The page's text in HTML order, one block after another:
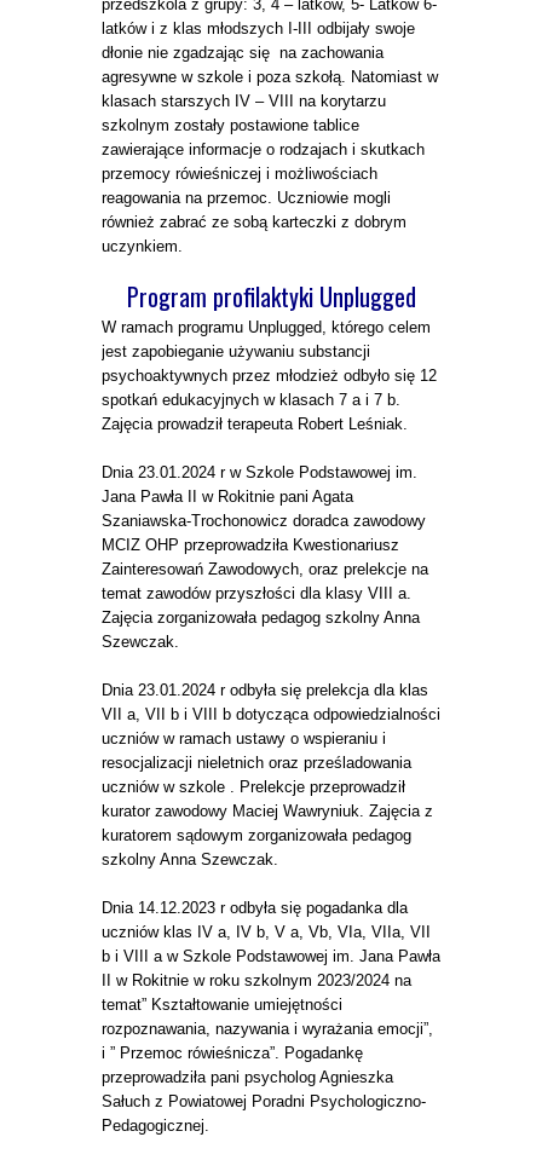
przedszkola z grupy: 3, 4 – latków, 5- Latków 6-
latków i z klas młodszych I-III odbijały swoje
dłonie nie zgadzając się na zachowania
agresywne w szkole i poza szkołą. Natomiast w
klasach starszych IV – VIII na korytarzu
szkolnym zostały postawione tablice
zawierające informacje o rodzajach i skutkach
przemocy rówieśniczej i możliwościach
reagowania na przemoc. Uczniowie mogli
również zabrać ze sobą karteczki z dobrym
uczynkiem.
Program profilaktyki Unplugged
W ramach programu Unplugged, którego celem
jest zapobieganie używaniu substancji
psychoaktywnych przez młodzież odbyło się 12
spotkań edukacyjnych w klasach 7 a i 7 b.
Zajęcia prowadził terapeuta Robert Leśniak.
Dnia 23.01.2024 r w Szkole Podstawowej im.
Jana Pawła II w Rokitnie pani Agata
Szaniawska-Trochonowicz doradca zawodowy
MCIZ OHP przeprowadziła Kwestionariusz
Zainteresowań Zawodowych, oraz prelekcje na
temat zawodów przyszłości dla klasy VIII a.
Zajęcia zorganizowała pedagog szkolny Anna
Szewczak.
Dnia 23.01.2024 r odbyła się prelekcja dla klas
VII a, VII b i VIII b dotycząca odpowiedzialności
uczniów w ramach ustawy o wspieraniu i
resocjalizacji nieletnich oraz prześladowania
uczniów w szkole . Prelekcje przeprowadził
kurator zawodowy Maciej Wawryniuk. Zajęcia z
kuratorem sądowym zorganizowała pedagog
szkolny Anna Szewczak.
Dnia 14.12.2023 r odbyła się pogadanka dla
uczniów klas IV a, IV b, V a, Vb, VIa, VIIa, VII
b i VIII a w Szkole Podstawowej im. Jana Pawła
II w Rokitnie w roku szkolnym 2023/2024 na
temat” Kształtowanie umiejętności
rozpoznawania, nazywania i wyrażania emocji”,
i ” Przemoc rówieśnicza”. Pogadankę
przeprowadziła pani psycholog Agnieszka
Sałuch z Powiatowej Poradni Psychologiczno-
Pedagogicznej.